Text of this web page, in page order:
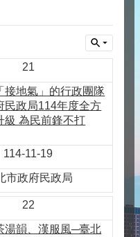
21
接地氣」的行政團隊
民政局114年度全方
級 為民前鋒不打
114-11-19
市政府民政局
22
湯韻、漢服風─臺北